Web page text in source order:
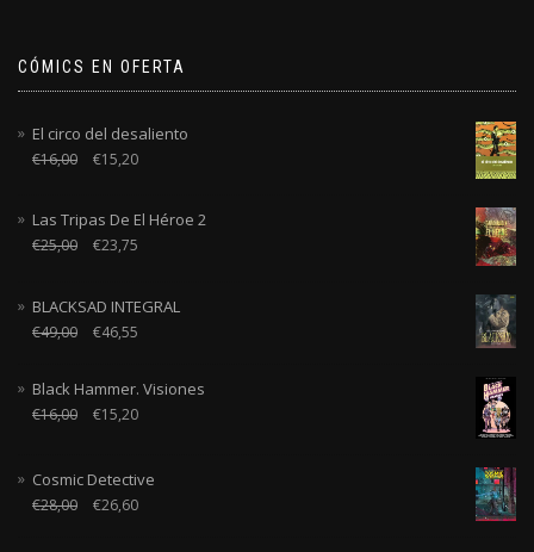
CÓMICS EN OFERTA
El circo del desaliento
€16,00 €15,20
Las Tripas De El Héroe 2
€25,00 €23,75
BLACKSAD INTEGRAL
€49,00 €46,55
Black Hammer. Visiones
€16,00 €15,20
Cosmic Detective
€28,00 €26,60